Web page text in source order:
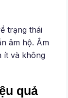
trạng thái
âm hộ. Âm
ít và không
quả